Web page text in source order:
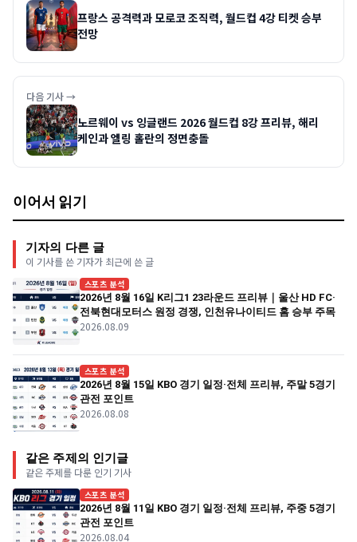
프랑스 공격력과 모로코 조직력, 월드컵 4강 티켓 승부
전망
다음 기사 →
노르웨이 vs 잉글랜드 2026 월드컵 8강 프리뷰, 해리
케인과 엘링 홀란의 정면충돌
이어서 읽기
기자의 다른 글
이 기사를 쓴 기자가 최근에 쓴 글
스포츠 분석
2026년 8월 16일 K리그1 23라운드 프리뷰｜울산 HD FC·
전북현대모터스 원정 경쟁, 인천유나이티드 홈 승부 주목
2026.08.09
스포츠 분석
2026년 8월 15일 KBO 경기 일정·전체 프리뷰, 주말 5경기
관전 포인트
2026.08.08
같은 주제의 인기글
같은 주제를 다룬 인기 기사
스포츠 분석
2026년 8월 11일 KBO 경기 일정·전체 프리뷰, 주중 5경기
관전 포인트
2026.08.04